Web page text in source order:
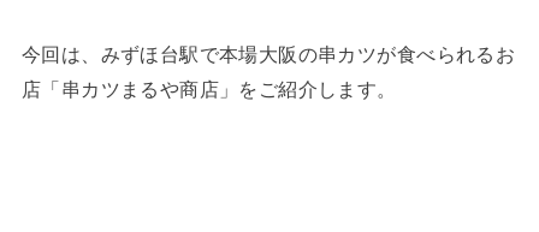
今回は、みずほ台駅で本場大阪の串カツが食べられるお
店「串カツまるや商店」をご紹介します。